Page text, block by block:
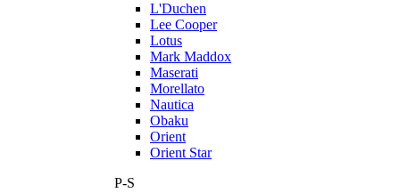
L'Duchen
Lee Cooper
Lotus
Mark Maddox
Maserati
Morellato
Nautica
Obaku
Orient
Orient Star
P-S